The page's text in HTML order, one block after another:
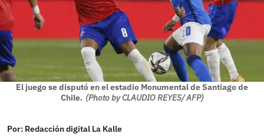
El juego se disputó en el estadio Monumental de Santiago de
Chile. (Photo by CLAUDIO REYES/ AFP)
Por: Redacción digital La Kalle